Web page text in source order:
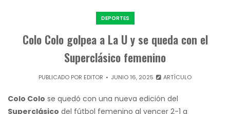
DEPORTES
Colo Colo golpea a La U y se queda con el
Superclásico femenino
PUBLICADO POR EDITOR JUNIO 16, 2025 ARTÍCULO
Colo Colo se quedó con una nueva edición del
Superclásico del fútbol femenino al vencer 2-1 a